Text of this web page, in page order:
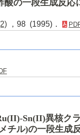
酸の一段生成反
，98 (1995)．
Sn(II)異核ク
チル)の一段生成